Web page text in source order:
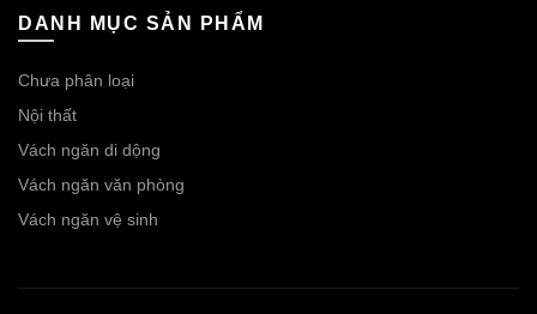
DANH MỤC SẢN PHẨM
Chưa phân loại
Nội thất
Vách ngăn di dộng
Vách ngăn văn phòng
Vách ngăn vệ sinh